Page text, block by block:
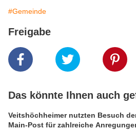
#Gemeinde
Freigabe
Das könnte Ihnen auch
Veitshöchheimer nutzten Besuch
Main-Post für zahlreiche